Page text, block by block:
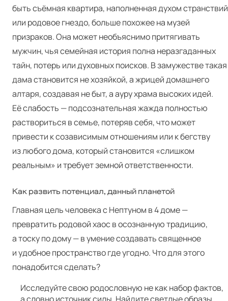
быть съёмная квартира, наполненная духом
или родовое гнездо, больше похожее на музей
призраков. Она может необъяснимо притягивать
мужчин, чья семейная история полна неразгаданных
тайн, потерь или духовных поисков. В замужестве такая
дама становится не хозяйкой, а жрицей домашнего
алтаря, создавая не быт, а ауру храма высоких идей.
Её слабость — подсознательная жажда полностью
раствориться в семье, потеряв себя, что может
привести к созависимым отношениям или к бегству
из любого дома, который становится «слишком
реальным» и требует земной ответственности.
Как развить потенциал, данный планетой
Главная цель человека с Нептуном в 4 доме —
превратить родовой хаос в осознанную традицию,
а тоску по дому — в умение создавать священное
и удобное пространство где угодно. Что для этого
понадобится сделать?
Исследуйте свою родословную не как набор фактов,